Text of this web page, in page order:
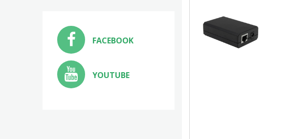
FACEBOOK
YOUTUBE